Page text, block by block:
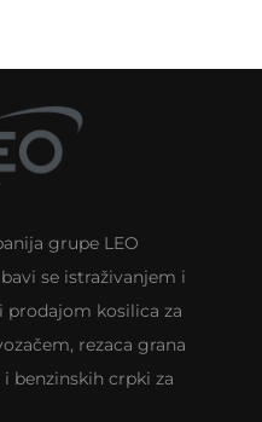
grupe LEO
se istraživanjem i
prodajom kosilica za
rezaca grana
benzinskih crpki za